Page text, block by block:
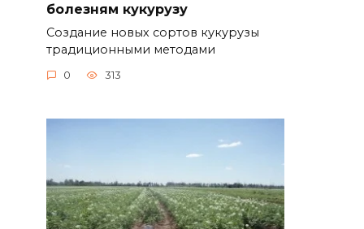
болезням кукурузу
Создание новых сортов кукурузы
традиционными методами
0 313